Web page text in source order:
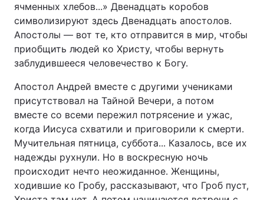
ячменных хлебов...» Двенадцать коробов
символизируют здесь Двенадцать апостолов.
Апостолы — вот те, кто отправится в мир, чтобы
приобщить людей ко Христу, чтобы вернуть
заблудившееся человечество к Богу.
Апостол Андрей вместе с другими учениками
присутствовал на Тайной Вечери, а потом
вместе со всеми пережил потрясение и ужас,
когда Иисуса схватили и приговорили к смерти.
Мучительная пятница, суббота... Казалось, все их
надежды рухнули. Но в воскресную ночь
происходит нечто неожиданное. Женщины,
ходившие ко Гробу, рассказывают, что Гроб пуст,